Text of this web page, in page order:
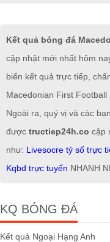
Kết quả bóng đá
cập nhật mới nhất hôm
biến kết quả trực tiếp,
Macedonian First Football
Ngoài ra, quý vị và các
được tructiep24h.co cập
như: Livesocre tỷ số trực
Kqbd trực tuyến NHANH
KQ BÓNG ĐÁ
Kết quả Ngoại Hạng Anh